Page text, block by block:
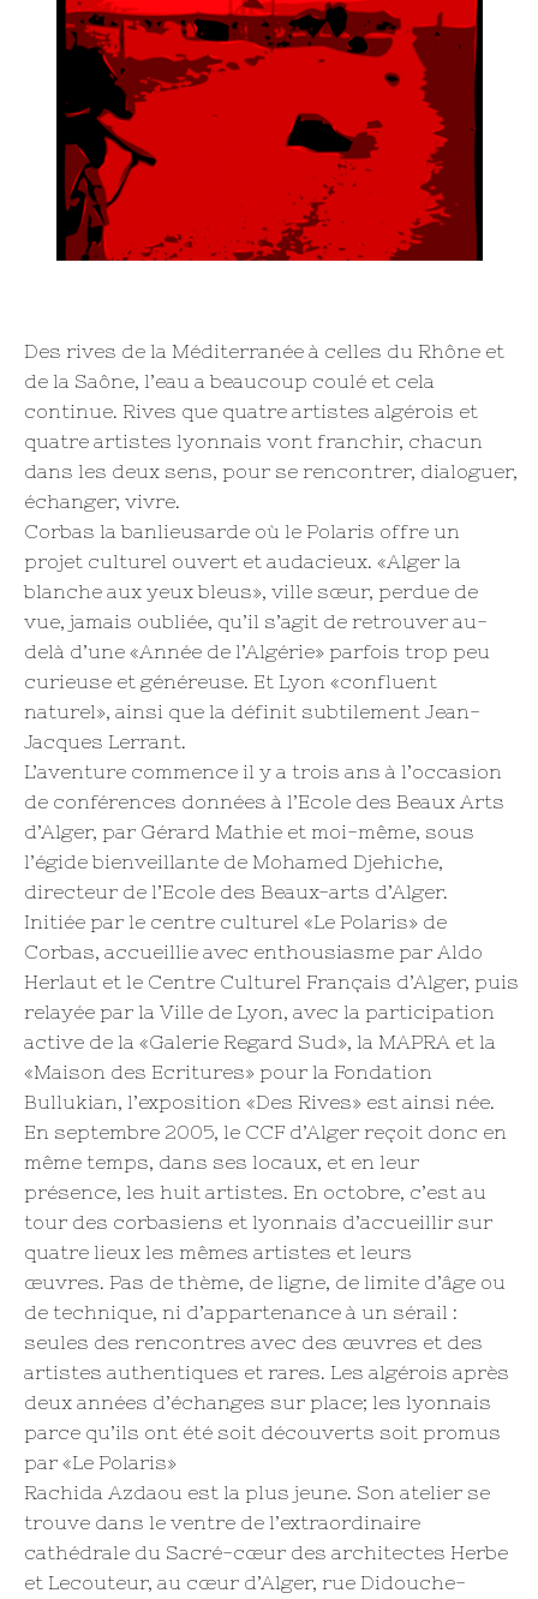
Des rives de la Méditerranée à celles du Rhône et
de la Saône, l’eau a beaucoup coulé et cela
continue. Rives que quatre artistes algérois et
quatre artistes lyonnais vont franchir, chacun
dans les deux sens, pour se rencontrer, dialoguer,
échanger, vivre.
Corbas la banlieusarde où le Polaris offre un
projet culturel ouvert et audacieux. «Alger la
blanche aux yeux bleus», ville sœur, perdue de
vue, jamais oubliée, qu’il s’agit de retrouver au-
delà d’une «Année de l’Algérie» parfois trop peu
curieuse et généreuse. Et Lyon «confluent
naturel», ainsi que la définit subtilement Jean-
Jacques Lerrant.
L’aventure commence il y a trois ans à l’occasion
de conférences données à l’Ecole des Beaux Arts
d’Alger, par Gérard Mathie et moi-même, sous
l’égide bienveillante de Mohamed Djehiche,
directeur de l’Ecole des Beaux-arts d’Alger.
Initiée par le centre culturel «Le Polaris» de
Corbas, accueillie avec enthousiasme par Aldo
Herlaut et le Centre Culturel Français d’Alger, puis
relayée par la Ville de Lyon, avec la participation
active de la «Galerie Regard Sud», la MAPRA et la
«Maison des Ecritures» pour la Fondation
Bullukian, l’exposition «Des Rives» est ainsi née.
En septembre 2005, le CCF d’Alger reçoit donc en
même temps, dans ses locaux, et en leur
présence, les huit artistes. En octobre, c’est au
tour des corbasiens et lyonnais d’accueillir sur
quatre lieux les mêmes artistes et leurs
œuvres. Pas de thème, de ligne, de limite d’âge ou
de technique, ni d’appartenance à un sérail :
seules des rencontres avec des œuvres et des
artistes authentiques et rares. Les algérois après
deux années d’échanges sur place; les lyonnais
parce qu’ils ont été soit découverts soit promus
par «Le Polaris»
Rachida Azdaou est la plus jeune. Son atelier se
trouve dans le ventre de l’extraordinaire
cathédrale du Sacré-cœur des architectes Herbe
et Lecouteur, au cœur d’Alger, rue Didouche-